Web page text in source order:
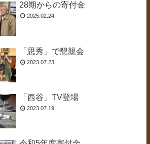
28期からの寄付金
2025.02.24
「思秀」で懇親会
2023.07.23
「西谷」TV登場
2023.07.19